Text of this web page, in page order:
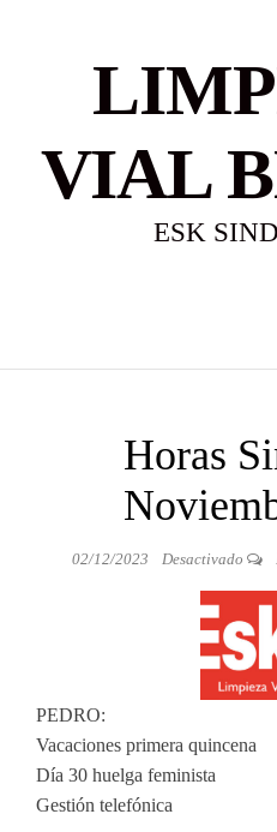
VIAL
ESK
Horas
02/12/2023 Desactivado
PEDRO:
Vacaciones primera quincena
Día 30 huelga feminista
Gestión telefónica